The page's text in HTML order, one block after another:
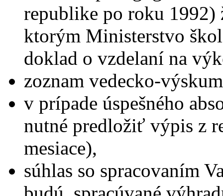
republike po roku
ktorým Ministerstvo
doklad o vzdelaní na
zoznam vedecko-
v prípade úspešného
nutné predložiť výpis z
mesiace),
súhlas so spracovaním